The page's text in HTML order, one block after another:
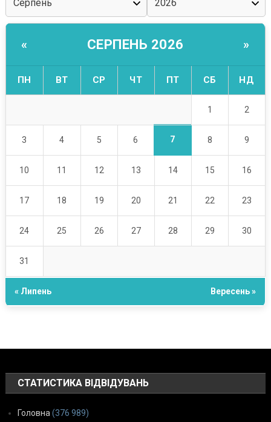
« СЕРПЕНЬ 2026 »
ПН ВТ СР ЧТ ПТ СБ НД
1 2
3 4 5 6 7 8 9
10 11 12 13 14 15 16
17 18 19 20 21 22 23
24 25 26 27 28 29 30
31
« Липень Вересень »
СТАТИСТИКА ВІДВІДУВАНЬ
Головна (376 989)